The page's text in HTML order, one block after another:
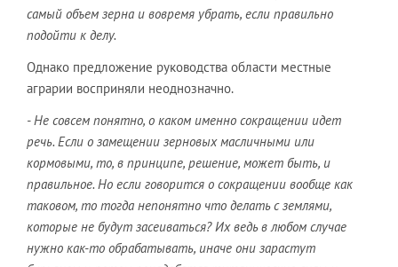
самый объем зерна и вовремя убрать, если правильно
подойти к делу.
Однако предложение руководства области местные
аграрии восприняли неоднозначно.
- Не совсем понятно, о каком именно сокращении идет
речь. Если о замещении зерновых масличными или
кормовыми, то, в принципе, решение, может быть, и
правильное. Но если говорится о сокращении вообще как
таковом, то тогда непонятно что делать с землями,
которые не будут засеиваться? Их ведь в любом случае
нужно как-то обрабатывать, иначе они зарастут